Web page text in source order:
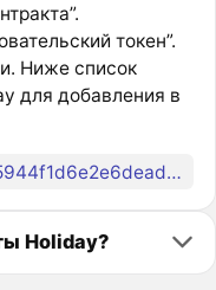
токен”.
Ниже список
для добавления в
0x7b8656c95944f1d6e2e6deadedd0392a4138d8dd
Holiday?